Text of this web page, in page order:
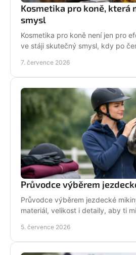
Kosmetika pro koně, která
smysl
Kosmetika pro koně není jen pro
ve stáji skutečný smysl, kdy po
7. července 2026
Průvodce výběrem
Průvodce výběrem jezdecké
materiál, velikost i detaily, aby ti
5. července 2026